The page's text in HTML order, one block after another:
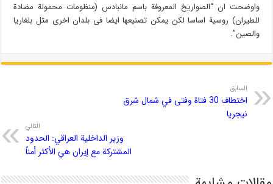
واوضحت ان “الصواريخ المعروفة باسم مانبادس (منظومات محمولة مضادة
للطيران) روسية اساسا لكن يمكن تصنيعها ايضا فى بلدان اخرى مثل بلغاريا
والصين”.
السابق
اختطاف 30 فتاة وفتى في شمال شرق
نيجريا
التالي
وزير الداخلية العراقي: الحدود
المشتركة مع إيران هي الأكثر أمناً